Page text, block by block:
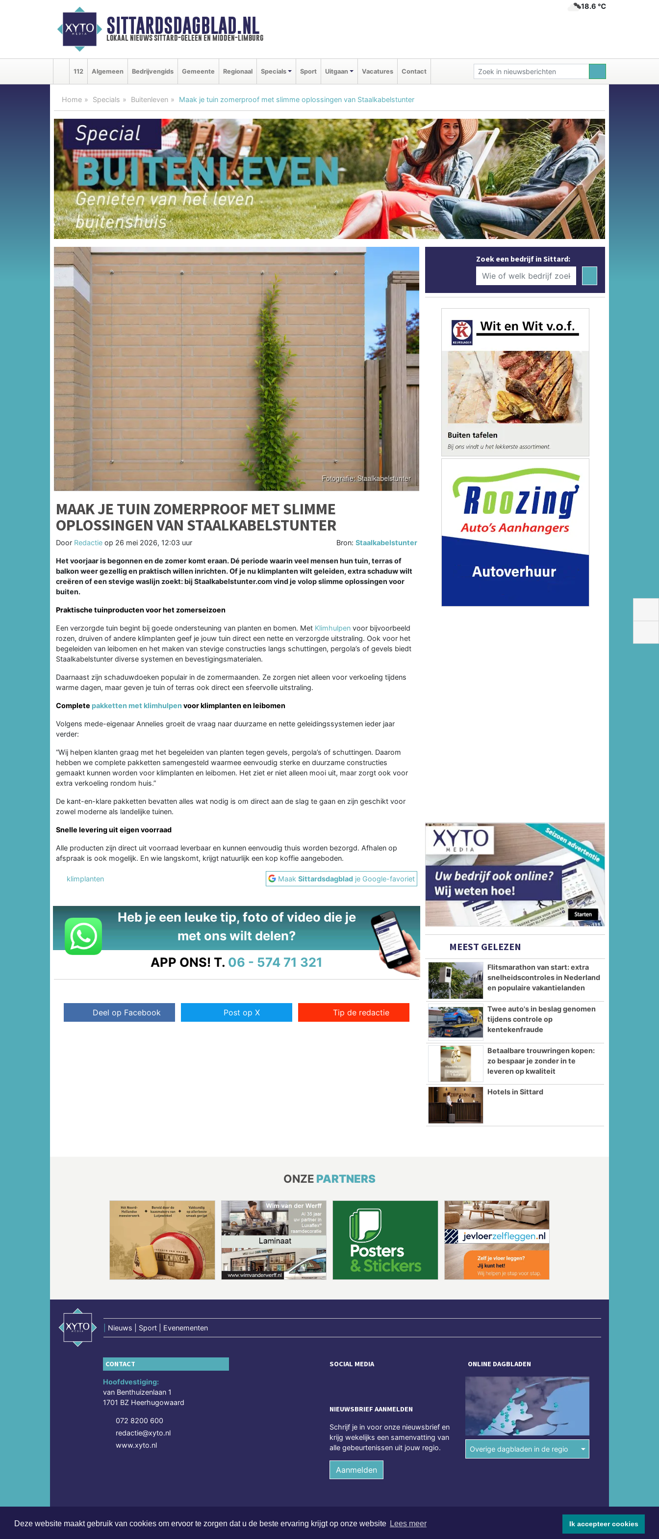
Deze website maakt gebruik van cookies om ervoor te zorgen dat u de beste ervaring krijgt op onze website Lees meer Ik accepteer cookies
SITTARDSDAGBLAD.NL
lokaal nieuws sittard-geleen en midden-limburg
18.6 ℃
112 Algemeen Bedrijvengids Gemeente Regionaal Specials Sport Uitgaan Vacatures Contact
Home Specials Buitenleven Maak je tuin zomerproof met slimme oplossingen van Staalkabelstunter
MAAK JE TUIN ZOMERPROOF MET SLIMME
OPLOSSINGEN VAN STAALKABELSTUNTER
Door Redactie op 26 mei 2026, 12:03 uur Bron:Staalkabelstunter
Het voorjaar is begonnen en de zomer komt eraan. Dé periode waarin veel mensen hun tuin, terras of
balkon weer gezellig en praktisch willen inrichten. Of je nu klimplanten wilt geleiden, extra schaduw wilt
creëren of een stevige waslijn zoekt: bij Staalkabelstunter.com vind je volop slimme oplossingen voor
buiten.
Praktische tuinproducten voor het zomerseizoen
Een verzorgde tuin begint bij goede ondersteuning van planten en bomen. Met Klimhulpen voor bijvoorbeeld
rozen, druiven of andere klimplanten geef je jouw tuin direct een nette en verzorgde uitstraling. Ook voor het
begeleiden van leibomen en het maken van stevige constructies langs schuttingen, pergola’s of gevels biedt
Staalkabelstunter diverse systemen en bevestigingsmaterialen.
Daarnaast zijn schaduwdoeken populair in de zomermaanden. Ze zorgen niet alleen voor verkoeling tijdens
warme dagen, maar geven je tuin of terras ook direct een sfeervolle uitstraling.
Complete pakketten met klimhulpen voor klimplanten en leibomen
Volgens mede-eigenaar Annelies groeit de vraag naar duurzame en nette geleidingssystemen ieder jaar
verder:
“Wij helpen klanten graag met het begeleiden van planten tegen gevels, pergola’s of schuttingen. Daarom
hebben we complete pakketten samengesteld waarmee eenvoudig sterke en duurzame constructies
gemaakt kunnen worden voor klimplanten en leibomen. Het ziet er niet alleen mooi uit, maar zorgt ook voor
extra verkoeling rondom huis.”
De kant-en-klare pakketten bevatten alles wat nodig is om direct aan de slag te gaan en zijn geschikt voor
zowel moderne als landelijke tuinen.
Snelle levering uit eigen voorraad
Alle producten zijn direct uit voorraad leverbaar en kunnen eenvoudig thuis worden bezorgd. Afhalen op
afspraak is ook mogelijk. En wie langskomt, krijgt natuurlijk een kop koffie aangeboden.
klimplanten MaakSittardsdagblad je Google-favoriet
Heb je een leuke tip, foto of video die je
met ons wilt delen?
APP ONS! T. 06 - 574 71 321
Deel op Facebook Post op X Tip de redactie
Zoek een bedrijf in Sittard:
MEEST GELEZEN
Flitsmarathon van start: extra
snelheidscontroles in Nederland
en populaire vakantielanden
Twee auto's in beslag genomen
tijdens controle op
kentekenfraude
Betaalbare trouwringen kopen:
zo bespaar je zonder in te
leveren op kwaliteit
Hotels in Sittard
ONZE PARTNERS
Nieuws | Sport | Evenementen
CONTACT
Hoofdvestiging:
van Benthuizenlaan 1
1701 BZ Heerhugowaard
072 8200 600
redactie@xyto.nl
www.xyto.nl
SOCIAL MEDIA
NIEUWSBRIEF AANMELDEN
Schrijf je in voor onze nieuwsbrief en
krijg wekelijks een samenvatting van
alle gebeurtenissen uit jouw regio.
Aanmelden
ONLINE DAGBLADEN
Overige dagbladen in de regio
Copyright (c) 2026 | Sittardsdagblad.nl - Alle rechten voorbehouden Algemene voorwaarden Privacy Statement